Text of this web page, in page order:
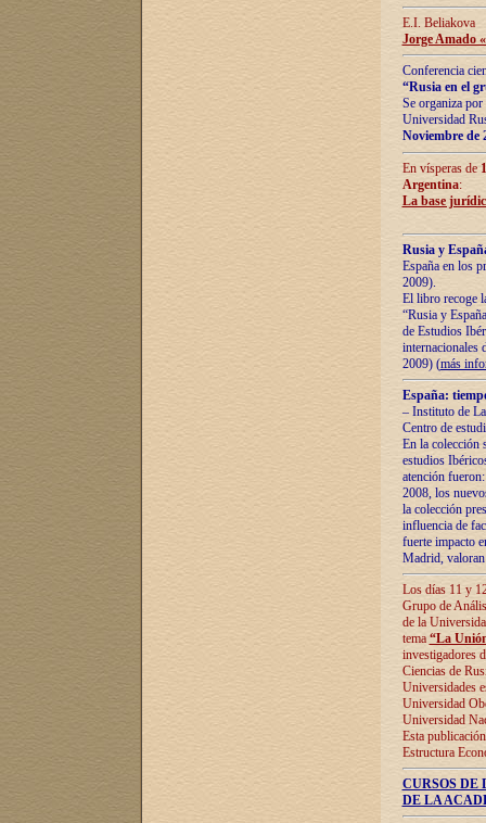
E.I. Beliakova
Jorge Amado
Conferencia
“Rusia en el
Se organiza
Universidad
Noviembre de
En vísperas de
Argentina:
La base
Rusia y
España en los
2009).
El libro recoge
“Rusia y
de Estudios
internacionales
2009) (más
España:
– Instituto de
Centro de
En la colección
estudios
atención
2008, los
la colección
influencia de
fuerte impacto
Madrid,
Los días 11 y
Grupo de
de la
tema “La
investigadores
Ciencias de
Universidades
Universidad
Universidad
Esta
Estructura
CURSOS
DE LA